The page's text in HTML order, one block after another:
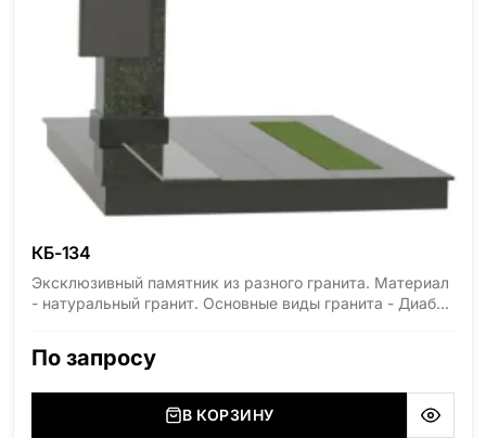
КБ-134
Эксклюзивный памятник из разного гранита. Материал
- натуральный гранит. Основные виды гранита - Диабаз
(Украина, Житомерская область), Лабродарит
(Украина, Житомерская область), Сюксюансаари
(Россия, Карелия), Амфиболит (Россия, Мурманская
По запросу
В КОРЗИНУ